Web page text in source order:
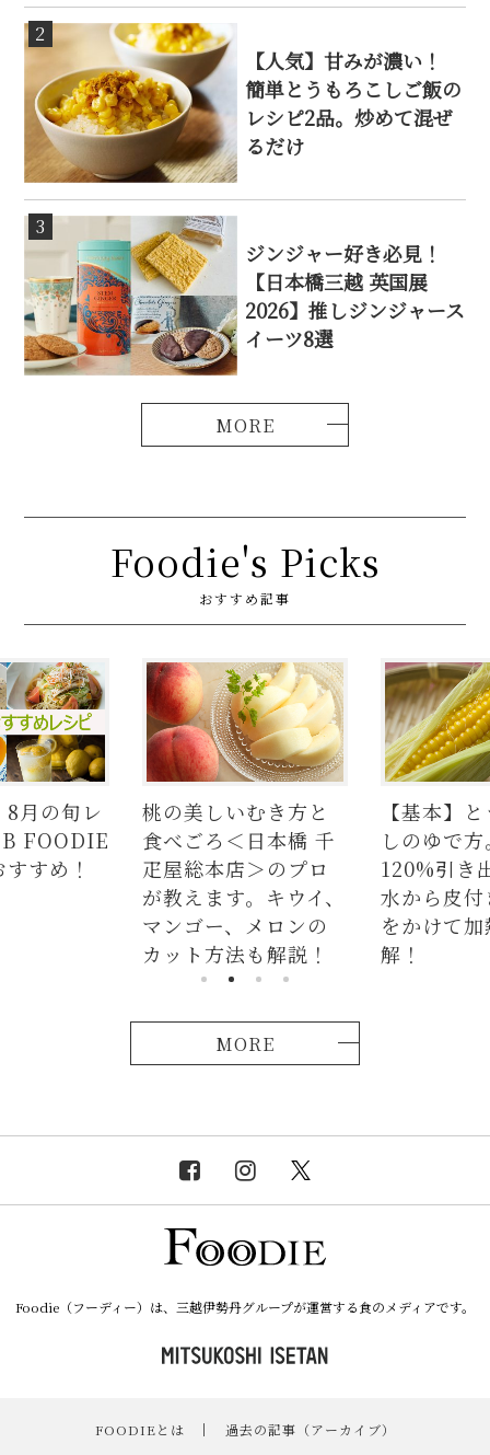
2
【人気】甘みが濃い！
簡単とうもろこしご飯の
レシピ2品。炒めて混ぜ
るだけ
3
ジンジャー好き必見！
【日本橋三越 英国展
2026】推しジンジャース
イーツ8選
Foodie's Picks
おすすめ記事
むき方と
日本橋 千
のプロ
【基本】とうもろこ
しのゆで方。甘さを
120%引き出すには、
水から皮付き＆時間
をかけて加熱が正
解！
【簡単】
の人気レ
ラダはタ
麺、よだ
つかない
説！
MORE
Foodie（フーディー）は、三越伊勢丹グループが運営する食のメディアです。
FOODIEとは ｜
過去の記事（アーカイブ）